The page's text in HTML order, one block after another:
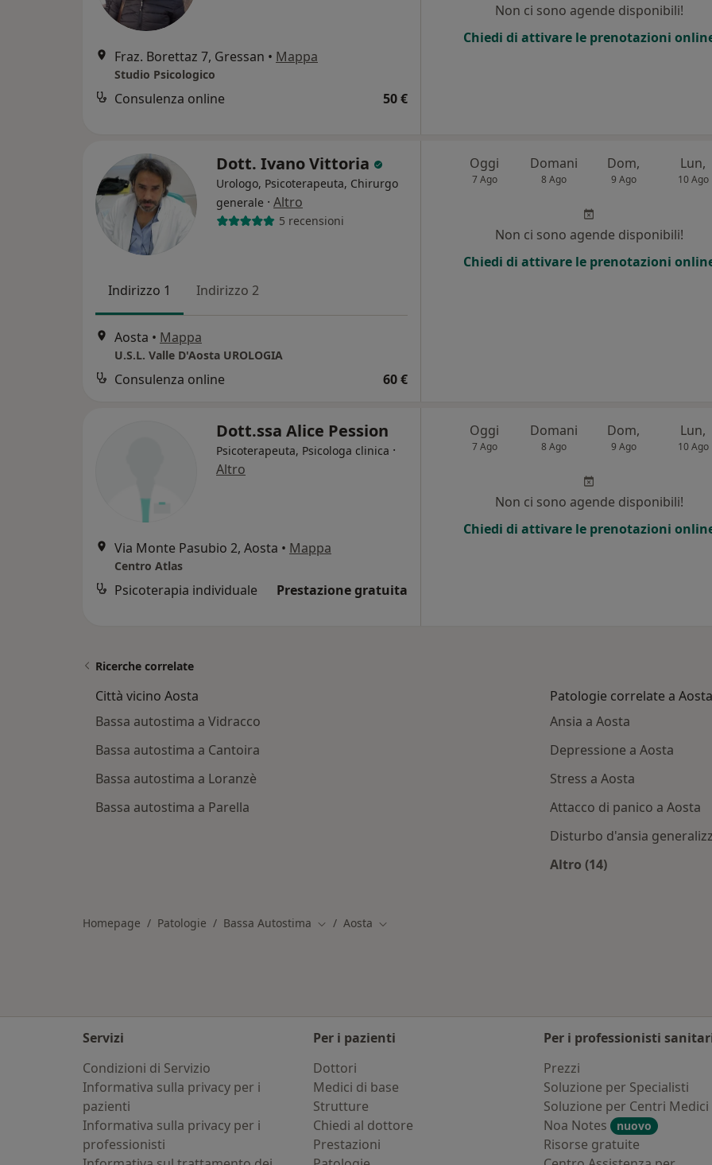
Fraz. Borettaz 7, Gressan • Mappa
Studio Psicologico
Consulenza online 50 €
Non ci sono agende disponibili!
Chiedi di attivare le prenotazioni
Dott. Ivano Vittoria
Urologo, Psicoterapeuta, Chirurgo
generale · Altro
5 recensioni
Indirizzo 1 Indirizzo 2
Aosta • Mappa
U.S.L. Valle D'Aosta UROLOGIA
Consulenza online 60 €
Oggi
7 Ago
Domani
8 Ago
Dom,
9 Ago
Lun,
10 Ago
Non ci sono agende disponibili!
Chiedi di attivare le prenotazioni
Dott.ssa Alice Pession
Psicoterapeuta, Psicologa clinica ·
Altro
Via Monte Pasubio 2, Aosta • Mappa
Centro Atlas
Psicoterapia individuale Prestazione gratuita
Oggi
7 Ago
Domani
8 Ago
Dom,
9 Ago
Lun,
10 Ago
Non ci sono agende disponibili!
Chiedi di attivare le prenotazioni
Ricerche correlate
Città vicino Aosta
Bassa autostima a Vidracco
Bassa autostima a Cantoira
Bassa autostima a Loranzè
Bassa autostima a Parella
Patologie correlate a Aosta
Ansia a Aosta
Depressione a Aosta
Stress a Aosta
Attacco di panico a Aosta
Disturbo d'ansia
Altro (14)
Homepage Patologie Bassa Autostima Cambia città
Aosta Cambia città
Servizi
Condizioni di Servizio
Informativa sulla privacy per i
pazienti
Informativa sulla privacy per i
professionisti
Per i pazienti
Dottori
Medici di base
Strutture
Chiedi al dottore
Prestazioni
Per i professionisti
Prezzi
Soluzione per Specialisti
Soluzione per Centri Medici
Noa Notes
nuovo
Risorse gratuite